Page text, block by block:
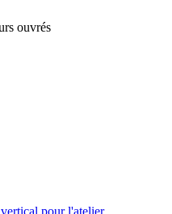
ouvrés
pour l'atelier